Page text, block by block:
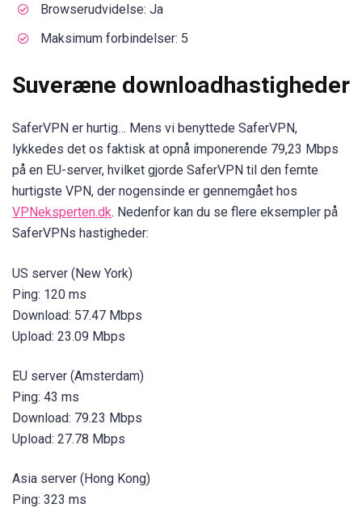
Browserudvidelse: Ja
Maksimum forbindelser: 5
Suveræne downloadhastigheder
SaferVPN er hurtig… Mens vi benyttede SaferVPN,
lykkedes det os faktisk at opnå imponerende 79,23 Mbps
på en EU-server, hvilket gjorde SaferVPN til den femte
hurtigste VPN, der nogensinde er gennemgået hos
VPNeksperten.dk. Nedenfor kan du se flere eksempler på
SaferVPNs hastigheder:
US server (New York)
Ping: 120 ms
Download: 57.47 Mbps
Upload: 23.09 Mbps
EU server (Amsterdam)
Ping: 43 ms
Download: 79.23 Mbps
Upload: 27.78 Mbps
Asia server (Hong Kong)
Ping: 323 ms